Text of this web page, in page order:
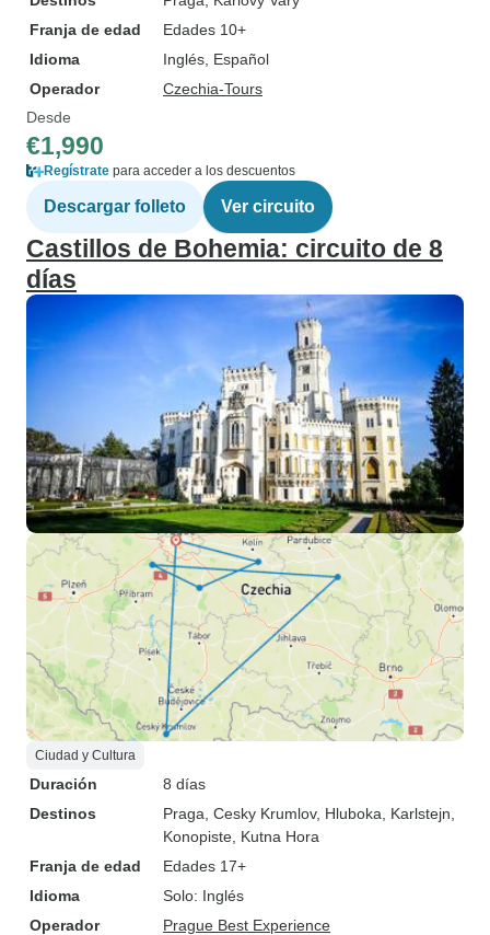
Franja de edad
Edades 10+
Idioma
Inglés, Español
Operador
Czechia-Tours
Desde
€1,990
Regístrate para acceder a los descuentos
Descargar folleto Ver circuito
Castillos de Bohemia: circuito de 8
días
Ciudad y Cultura
Duración
8 días
Destinos
Praga , Cesky Krumlov, Hluboka , Karlstejn
Konopiste , Kutna Hora
Franja de edad
Edades 17+
Idioma
Solo: Inglés
Operador
Prague Best Experience